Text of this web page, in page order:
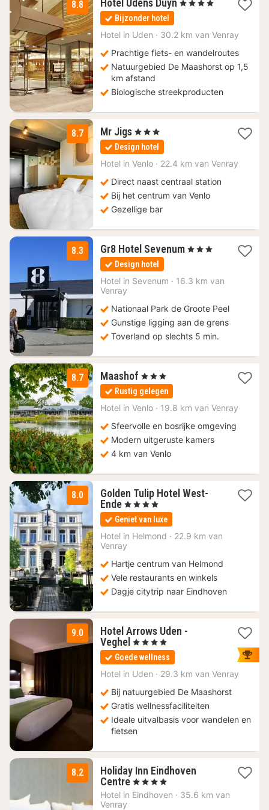
8.8 Hotel Udens Duyn
99
, 4 Sterren
Bijzonder hotel
Hotel in Uden · 30.2 km van Venray
Prachtige fiets- en wandelroutes
Natuurgebied De Maashorst op 1,5
km afstand
Biologische streekproducten
8.7 Mr Jigs 1
nacht
vanaf
123
, 3 Sterren
Design hotel
Hotel in Venlo · 22.4 km van Venray
Direct naast centraal station
Bij het centrum van Venlo
Gezellige bar
8.3 Gr8 Hotel Sevenum 1
114
, 3 Sterren
Design hotel
Hotel in Sevenum · 16.3 km van
Venray
Nationaal Park de Groote Peel
Gunstige ligging aan de grens
Toverland op slechts 5 min.
8.7 Maashof 1
nacht
vanaf
133,46
, 3 Sterren
Rustig gelegen
Hotel in Venlo · 19.8 km van Venray
Sfeervolle en bosrijke omgeving
Modern uitgeruste kamers
4 km van Venlo
8.0
Golden Tulip Hotel West-
Ende 1
nacht
vanaf
110
€
, 4 Sterren
Geniet van luxe
Hotel in Helmond · 22.9 km van
Venray
Hartje centrum van Helmond
Vele restaurants en winkels
Dagje citytrip naar Eindhoven
9.0
Hotel Arrows Uden -
Veghel 2
nachten
vanaf
149
, 4 Sterren
Goede wellness
Hotel in Uden · 29.3 km van Venray
Bij natuurgebied De Maashorst
Gratis wellnessfaciliteiten
Ideale uitvalbasis voor wandelen en
fietsen
8.2
Holiday Inn Eindhoven
Centre 2
nachten
, 4 Sterren
Hotel in Eindhoven · 35.6 km van
Venray